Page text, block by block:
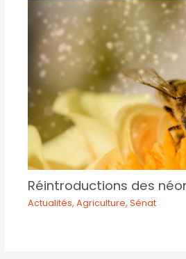
Réintroductions des
Actualités,Agriculture,Sénat